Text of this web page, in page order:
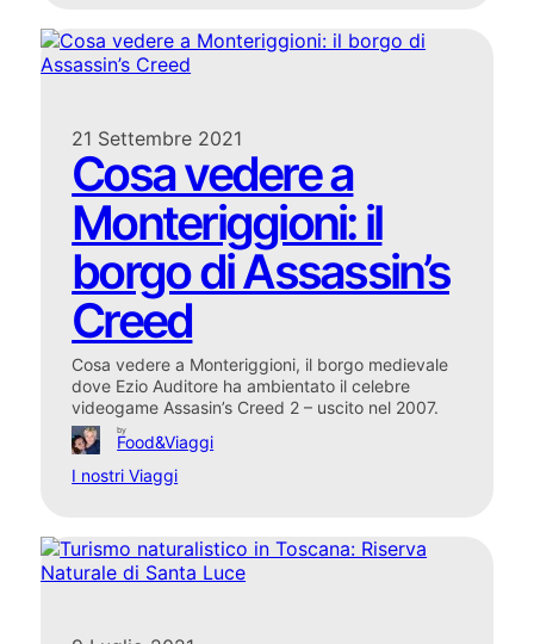
21 Settembre 2021
Cosa vedere a
Monteriggioni: il
borgo di Assassin’s
Creed
Cosa vedere a Monteriggioni, il borgo medievale
dove Ezio Auditore ha ambientato il celebre
videogame Assasin’s Creed 2 – uscito nel 2007.
by
Food&Viaggi
I nostri Viaggi